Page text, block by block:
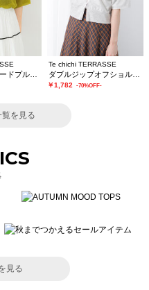
Te chichi TERRASSE
ダブルジップオフショルカットトップス
￥1,782 -70%OFF-
を見る
見る